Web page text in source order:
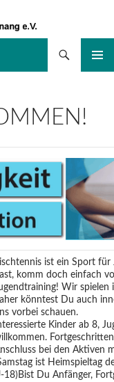
ist ein Sport
komm doch einfach
Wir spielen
könntest Du auch
vorbei schauen.
Kinder ab 8,
bei den Aktiven
ist Heimspieltag
18)Bist Du Anfänger,